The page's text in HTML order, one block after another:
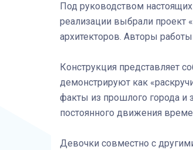
Под руководством
реализации выбрали проект
архитекторов. Авторы
Конструкция представляет
демонстрируют как
факты из прошлого города и
постоянного движения
Девочки совместно с